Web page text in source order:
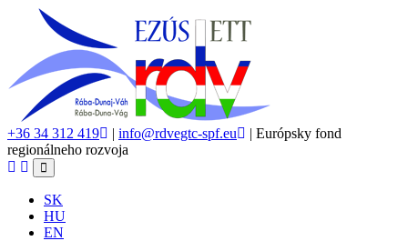
+36 34 312 419 | info@rdvegtc-spf.eu
| Európsky fond
regionálneho rozvoja
SK
HU
EN